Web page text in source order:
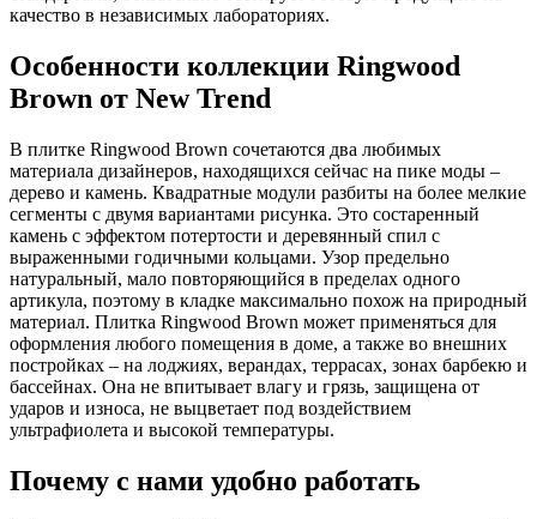
качество в независимых лабораториях.
Особенности коллекции Ringwood
Brown от New Trend
В плитке Ringwood Brown сочетаются два любимых
материала дизайнеров, находящихся сейчас на пике моды –
дерево и камень. Квадратные модули разбиты на более мелкие
сегменты с двумя вариантами рисунка. Это состаренный
камень с эффектом потертости и деревянный спил с
выраженными годичными кольцами. Узор предельно
натуральный, мало повторяющийся в пределах одного
артикула, поэтому в кладке максимально похож на природный
материал. Плитка Ringwood Brown может применяться для
оформления любого помещения в доме, а также во внешних
постройках – на лоджиях, верандах, террасах, зонах барбекю и
бассейнах. Она не впитывает влагу и грязь, защищена от
ударов и износа, не выцветает под воздействием
ультрафиолета и высокой температуры.
Почему с нами удобно работать